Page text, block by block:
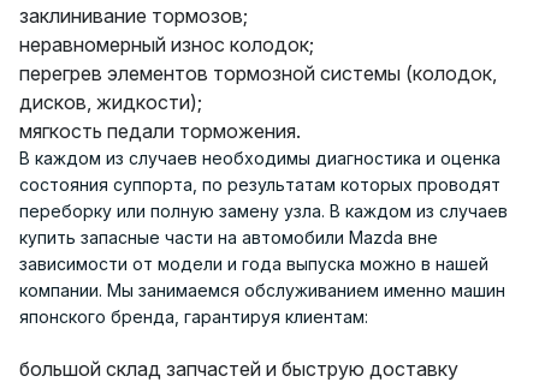
заклинивание тормозов;
неравномерный износ колодок;
перегрев элементов тормозной системы (колодок,
дисков, жидкости);
мягкость педали торможения.
В каждом из случаев необходимы диагностика и оценка
состояния суппорта, по результатам которых проводят
переборку или полную замену узла. В каждом из случаев
купить запасные части на автомобили Mazda вне
зависимости от модели и года выпуска можно в нашей
компании. Мы занимаемся обслуживанием именно машин
японского бренда, гарантируя клиентам:
большой склад запчастей и быструю доставку